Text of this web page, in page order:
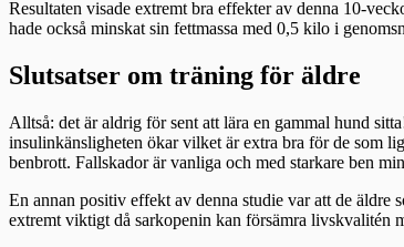
Resultaten visade extremt bra effekter av denna 10-
hade också minskat sin fettmassa med 0,5 kilo i
Slutsatser om träning för äldre
Alltså: det är aldrig för sent att lära en gammal hund
insulinkänsligheten ökar vilket är extra bra för de som
benbrott. Fallskador är vanliga och med starkare ben
En annan positiv effekt av denna studie var att de äldre
extremt viktigt då sarkopenin kan försämra livskvalitén